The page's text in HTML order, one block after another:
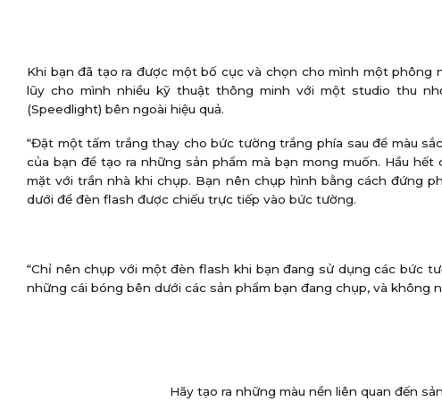
Khi bạn đã tạo ra được một bố cục và chọn cho mình một phông
lũy cho mình nhiều kỹ thuật thông minh với một studio thu
(Speedlight) bên ngoài hiệu quả.
“Đặt một tấm trắng thay cho bức tường trắng phía sau để màu
của bạn để tạo ra những sản phẩm mà bạn mong muốn. Hầu
mặt với trần nhà khi chụp. Bạn nên chụp hình bằng cách đứng
dưới để đèn flash được chiếu trực tiếp vào bức tường.
“Chỉ nên chụp với một đèn flash khi bạn đang sử dụng các bức
những cái bóng bên dưới các sản phẩm bạn đang chụp, và không
Hãy tạo ra những màu nền liên quan đến